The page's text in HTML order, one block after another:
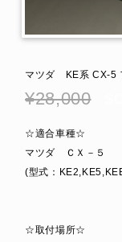
マツダ KE系 CX-5
¥28,000
☆適合車種☆
マツダ ＣＸ－５
(型式：
☆取付場所☆